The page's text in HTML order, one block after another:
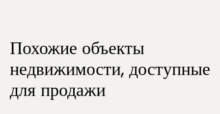
Похожие объекты
недвижимости, доступные
для продажи